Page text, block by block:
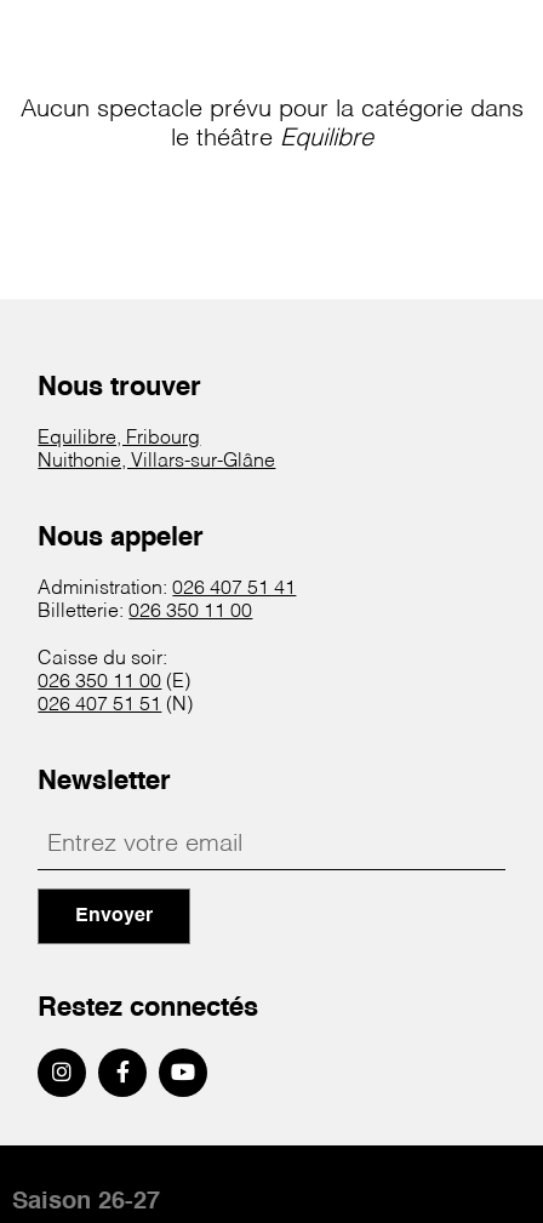
Aucun spectacle prévu pour la catégorie dans
le théâtre Equilibre
Nous trouver
Equilibre, Fribourg
Nuithonie, Villars-sur-Glâne
Nous appeler
Administration:026 407 51 41
Billetterie:026 350 11 00
Caisse du soir:
026 350 11 00 (E)
026 407 51 51 (N)
Newsletter
Envoyer
Restez connectés
de
Saison 26-27